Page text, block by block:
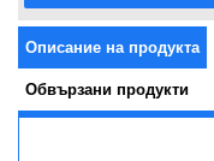
Описание на продукта
Обвързани продукти